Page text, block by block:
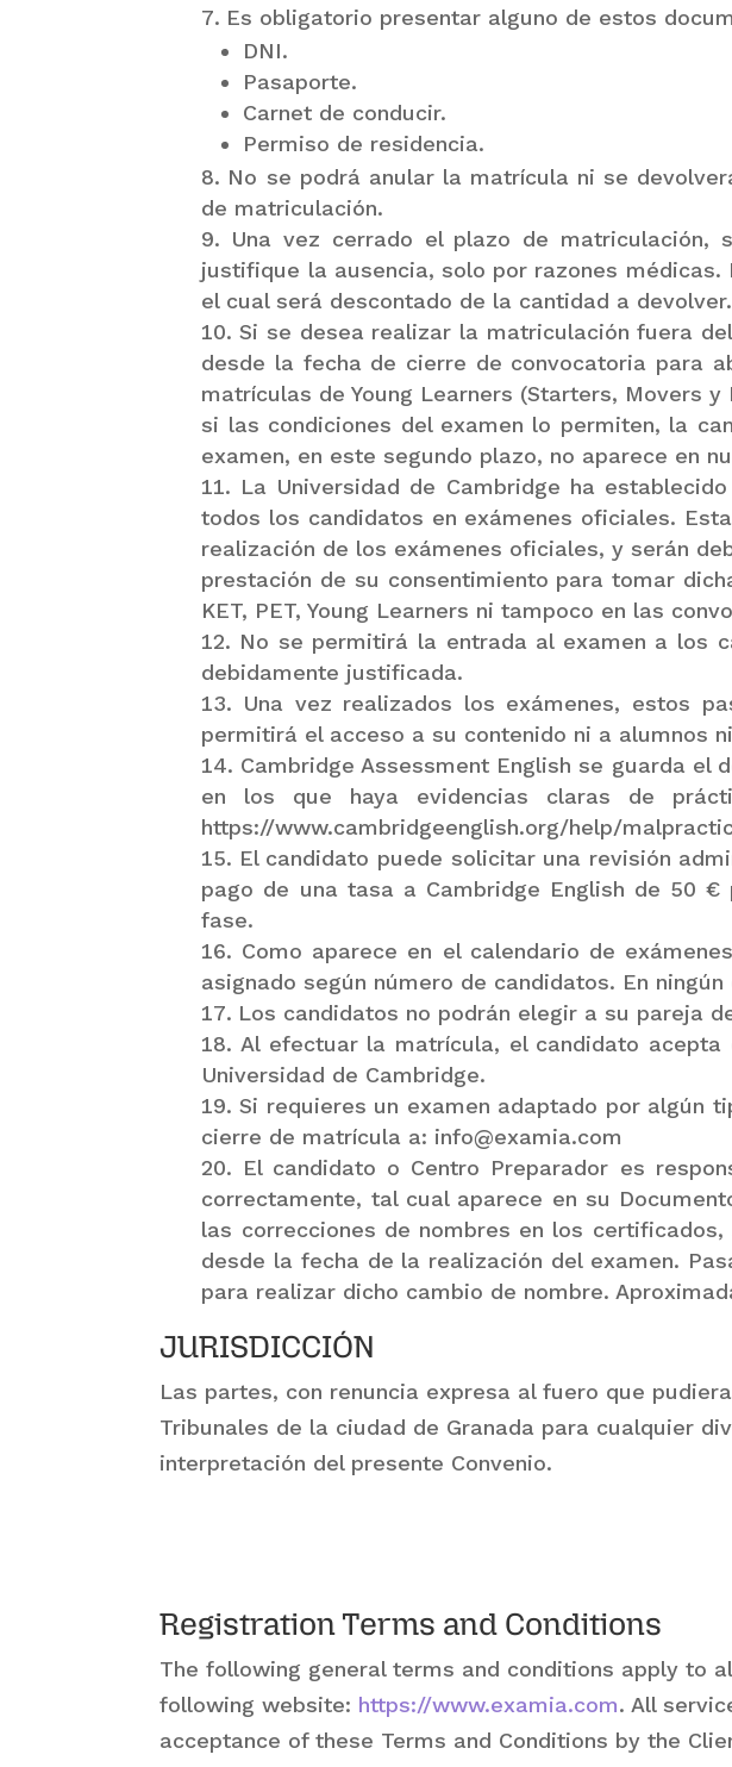
Es obligatorio presentar alguno de estos
DNI.
Pasaporte.
Carnet de conducir.
Permiso de residencia.
No se podrá anular la matrícula ni se
de matriculación.
Una vez cerrado el plazo de matriculación,
justifique la ausencia, solo por razones
el cual será descontado de la cantidad a devolver.
Si se desea realizar la matriculación fuera
desde la fecha de cierre de convocatoria para
matrículas de Young Learners (Starters, Movers
si las condiciones del examen lo permiten, la
examen, en este segundo plazo, no aparece en
La Universidad de Cambridge ha
todos los candidatos en exámenes oficiales.
realización de los exámenes oficiales, y serán
prestación de su consentimiento para tomar
KET, PET, Young Learners ni tampoco en las
No se permitirá la entrada al examen a los
debidamente justificada.
Una vez realizados los exámenes, estos
permitirá el acceso a su contenido ni a alumnos
Cambridge Assessment English se guarda
en los que haya evidencias claras de
https://www.cambridgeenglish.org/help/
El candidato puede solicitar una revisión
pago de una tasa a Cambridge English de 50
fase.
Como aparece en el calendario de
asignado según número de candidatos. En
Los candidatos no podrán elegir a su pareja
Al efectuar la matrícula, el candidato
Universidad de Cambridge.
Si requieres un examen adaptado por algún
cierre de matrícula a: info@examia.com
El candidato o Centro Preparador es
correctamente, tal cual aparece en su
las correcciones de nombres en los
desde la fecha de la realización del examen.
para realizar dicho cambio de nombre.
JURISDICCIÓN
Las partes, con renuncia expresa al fuero que
Tribunales de la ciudad de Granada para cualquier
interpretación del presente Convenio.
Registration Terms and Conditions
The following general terms and conditions apply to
following website: https://www.examia.com. All
acceptance of these Terms and Conditions by the